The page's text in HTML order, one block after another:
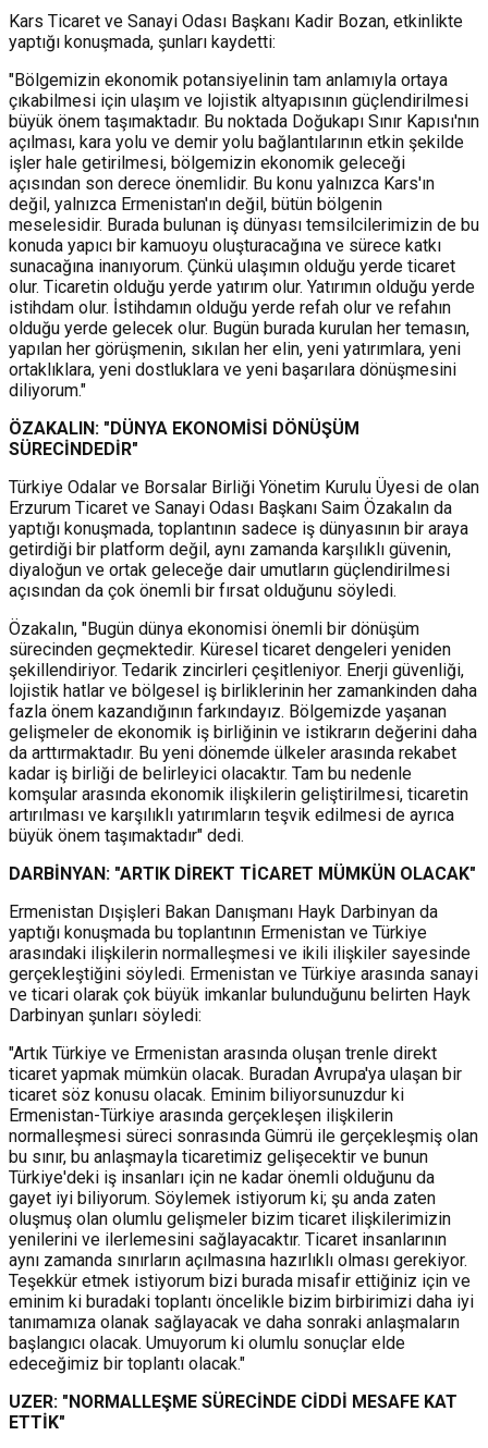
Kars Ticaret ve Sanayi Odası Başkanı Kadir Bozan, etkinlikte
yaptığı konuşmada, şunları kaydetti:
"Bölgemizin ekonomik potansiyelinin tam anlamıyla ortaya
çıkabilmesi için ulaşım ve lojistik altyapısının güçlendirilmesi
büyük önem taşımaktadır. Bu noktada Doğukapı Sınır Kapısı'nın
açılması, kara yolu ve demir yolu bağlantılarının etkin şekilde
işler hale getirilmesi, bölgemizin ekonomik geleceği
açısından son derece önemlidir. Bu konu yalnızca Kars'ın
değil, yalnızca Ermenistan'ın değil, bütün bölgenin
meselesidir. Burada bulunan iş dünyası temsilcilerimizin de bu
konuda yapıcı bir kamuoyu oluşturacağına ve sürece katkı
sunacağına inanıyorum. Çünkü ulaşımın olduğu yerde ticaret
olur. Ticaretin olduğu yerde yatırım olur. Yatırımın olduğu yerde
istihdam olur. İstihdamın olduğu yerde refah olur ve refahın
olduğu yerde gelecek olur. Bugün burada kurulan her temasın,
yapılan her görüşmenin, sıkılan her elin, yeni yatırımlara, yeni
ortaklıklara, yeni dostluklara ve yeni başarılara dönüşmesini
diliyorum."
ÖZAKALIN: "DÜNYA EKONOMİSİ DÖNÜŞÜM
SÜRECİNDEDİR"
Türkiye Odalar ve Borsalar Birliği Yönetim Kurulu Üyesi de olan
Erzurum Ticaret ve Sanayi Odası Başkanı Saim Özakalın da
yaptığı konuşmada, toplantının sadece iş dünyasının bir araya
getirdiği bir platform değil, aynı zamanda karşılıklı güvenin,
diyaloğun ve ortak geleceğe dair umutların güçlendirilmesi
açısından da çok önemli bir fırsat olduğunu söyledi.
Özakalın, "Bugün dünya ekonomisi önemli bir dönüşüm
sürecinden geçmektedir. Küresel ticaret dengeleri yeniden
şekillendiriyor. Tedarik zincirleri çeşitleniyor. Enerji güvenliği,
lojistik hatlar ve bölgesel iş birliklerinin her zamankinden daha
fazla önem kazandığının farkındayız. Bölgemizde yaşanan
gelişmeler de ekonomik iş birliğinin ve istikrarın değerini daha
da arttırmaktadır. Bu yeni dönemde ülkeler arasında rekabet
kadar iş birliği de belirleyici olacaktır. Tam bu nedenle
komşular arasında ekonomik ilişkilerin geliştirilmesi, ticaretin
artırılması ve karşılıklı yatırımların teşvik edilmesi de ayrıca
büyük önem taşımaktadır" dedi.
DARBİNYAN: "ARTIK DİREKT TİCARET MÜMKÜN OLACAK"
Ermenistan Dışişleri Bakan Danışmanı Hayk Darbinyan da
yaptığı konuşmada bu toplantının Ermenistan ve Türkiye
arasındaki ilişkilerin normalleşmesi ve ikili ilişkiler sayesinde
gerçekleştiğini söyledi. Ermenistan ve Türkiye arasında sanayi
ve ticari olarak çok büyük imkanlar bulunduğunu belirten Hayk
Darbinyan şunları söyledi:
"Artık Türkiye ve Ermenistan arasında oluşan trenle direkt
ticaret yapmak mümkün olacak. Buradan Avrupa'ya ulaşan bir
ticaret söz konusu olacak. Eminim biliyorsunuzdur ki
Ermenistan-Türkiye arasında gerçekleşen ilişkilerin
normalleşmesi süreci sonrasında Gümrü ile gerçekleşmiş olan
bu sınır, bu anlaşmayla ticaretimiz gelişecektir ve bunun
Türkiye'deki iş insanları için ne kadar önemli olduğunu da
gayet iyi biliyorum. Söylemek istiyorum ki; şu anda zaten
oluşmuş olan olumlu gelişmeler bizim ticaret ilişkilerimizin
yenilerini ve ilerlemesini sağlayacaktır. Ticaret insanlarının
aynı zamanda sınırların açılmasına hazırlıklı olması gerekiyor.
Teşekkür etmek istiyorum bizi burada misafir ettiğiniz için ve
eminim ki buradaki toplantı öncelikle bizim birbirimizi daha iyi
tanımamıza olanak sağlayacak ve daha sonraki anlaşmaların
başlangıcı olacak. Umuyorum ki olumlu sonuçlar elde
edeceğimiz bir toplantı olacak."
UZER: "NORMALLEŞME SÜRECİNDE CİDDİ MESAFE KAT
ETTİK"